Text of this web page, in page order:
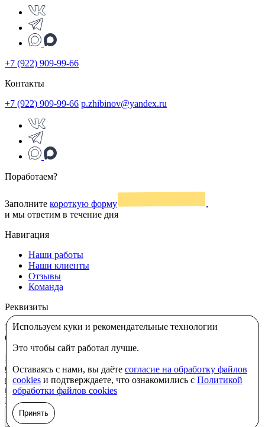
+7 (922) 909-99-66
Контакты
+7 (922) 909-99-66 p.zhibinov@yandex.ru
Поработаем?
Заполните короткую форму
,
и мы ответим в течение дня
Навигация
Наши работы
Наши клиенты
Отзывы
Команда
Реквизиты
ИП Жибинов Павел Вадимович ИНН: 110313341216
ОГРНИП: 325430000024992
Политика в отношении использования cookie-файлов
Согласие на обработку персональных данных, собираемых с
помощью метрических программ |Согласие на обработку
персональных данных | Политика конфиденциальности
Наверх
Используем куки и рекомендательные технологии
Это чтобы сайт работал лучше.
Оставаясь с нами, вы даёте согласие на обработку файлов
cookies и подтверждаете, что ознакомились с Политикой
обработки файлов cookies
Принять